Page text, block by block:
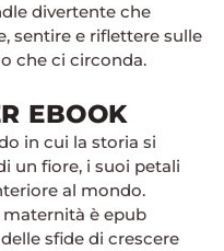
divertente che
sentire e riflettere sulle
che ci circonda.
EBOOK
in cui la storia si
un fiore, i suoi petali
al mondo.
è epub
sfide di crescere